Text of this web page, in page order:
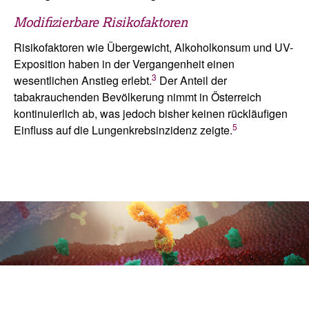
Modifizierbare Risikofaktoren
Risikofaktoren wie Übergewicht, Alkoholkonsum und UV-
Exposition haben in der Vergangenheit einen
wesentlichen Anstieg erlebt.3 Der Anteil der
tabakrauchenden Bevölkerung nimmt in Österreich
kontinuierlich ab, was jedoch bisher keinen rückläufigen
Einfluss auf die Lungenkrebsinzidenz zeigte.5